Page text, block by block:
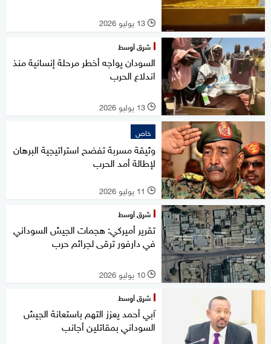
l 13 يوليو 2026
شرق أوسط
السودان يواجه أخطر مرحلة إنسانية منذ
اندلاع الحرب
l 13 يوليو 2026
خاص
وثيقة مسربة تفضح استراتيجية البرهان
لإطالة أمد الحرب
l 11 يوليو 2026
شرق أوسط
تقرير أميركي: هجمات الجيش السوداني
في دارفور ترقى لجرائم حرب
l 10 يوليو 2026
شرق أوسط
آبي أحمد يعزز التهم باستعانة الجيش
السوداني بمقاتلين أجانب